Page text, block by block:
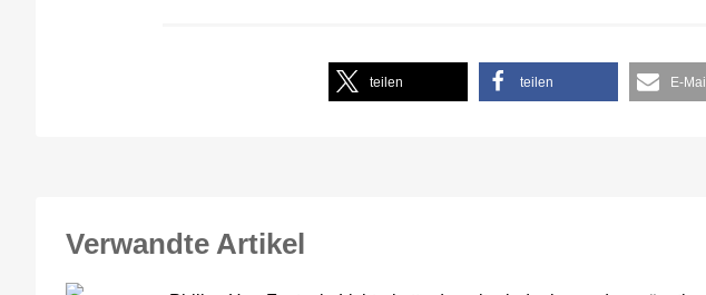
teilen teilen E-Mail
Verwandte Artikel